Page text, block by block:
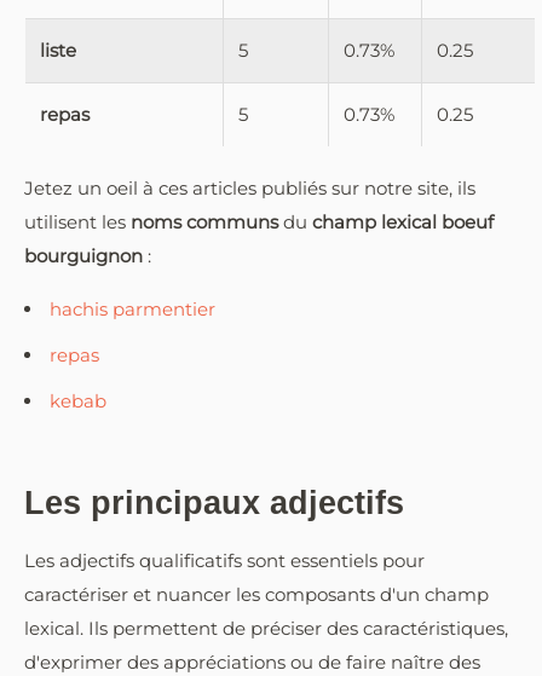
liste 5 0.73% 0.25
repas 5 0.73% 0.25
Jetez un oeil à ces articles publiés sur notre site, ils
utilisent les noms communsdu champ lexical boeuf
bourguignon :
hachis parmentier
repas
kebab
Les principaux adjectifs
Les adjectifs qualificatifs sont essentiels pour
caractériser et nuancer les composants d'un champ
lexical. Ils permettent de préciser des caractéristiques,
d'exprimer des appréciations ou de faire naître des